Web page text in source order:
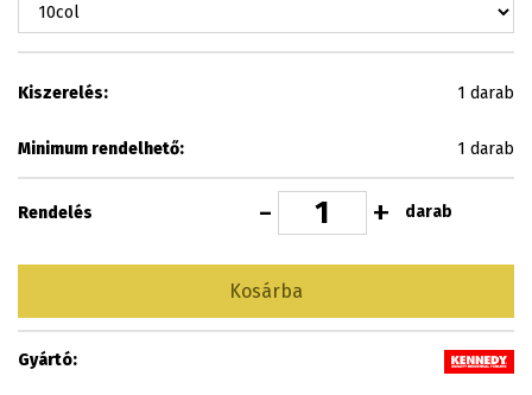
Kiszerelés: 1 darab
Minimum rendelhető: 1 darab
Rendelés - + darab
Kosárba
Gyártó: